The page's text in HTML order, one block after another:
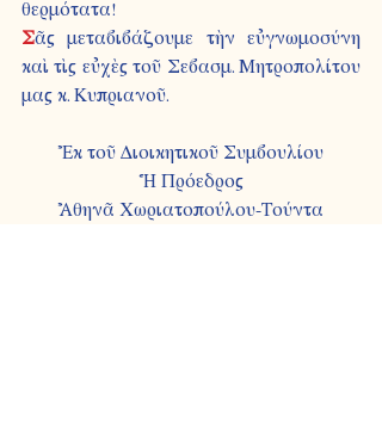
θερμότατα!
Σᾶς μεταβιβάζουμε τὴν εὐγνωμοσύνη
καὶ τὶς εὐχὲς τοῦ Σεβασμ. Μητροπολίτου
μας κ. Κυπριανοῦ.
Ἐκ τοῦ Διοικητικοῦ Συμβουλίου
Ἡ Πρόεδρος
Ἀθηνᾶ Χωριατοπούλου-Τούντα